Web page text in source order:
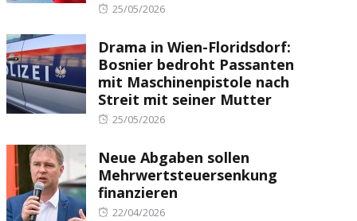
Posted
25/05/2026
Drama in Wien-Floridsdorf:
Bosnier bedroht Passanten
mit Maschinenpistole nach
Streit mit seiner Mutter
Posted
25/05/2026
Neue Abgaben sollen
Mehrwertsteuersenkung
finanzieren
Posted
22/04/2026